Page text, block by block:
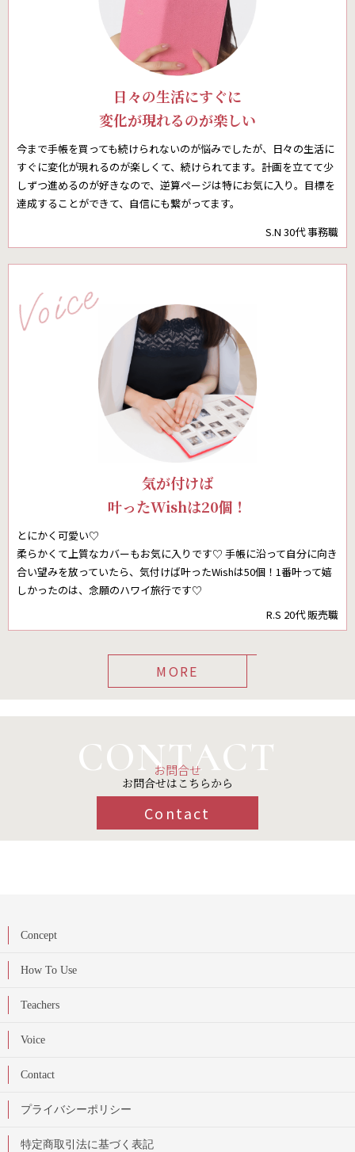
日々の生活にすぐに
変化が現れるのが楽しい
今まで手帳を買っても続けられないのが悩みでしたが、日々の生活に
すぐに変化が現れるのが楽しくて、続けられてます。計画を立てて少
しずつ進めるのが好きなので、逆算ページは特にお気に入り。目標を
達成することができて、自信にも繋がってます。
S.N 30代 事務職
Voice
気が付けば
叶ったWishは20個！
とにかく可愛い♡
柔らかくて上質なカバーもお気に入りです♡ 手帳に沿って自分に向き
合い望みを放っていたら、気付けば叶ったWishは50個！1番叶って嬉
しかったのは、念願のハワイ旅行です♡
R.S 20代 販売職
MORE
CONTACT
お問合せ
お問合せはこちらから
Contact
Concept
How To Use
Teachers
Voice
Contact
プライバシーポリシー
特定商取引法に基づく表記